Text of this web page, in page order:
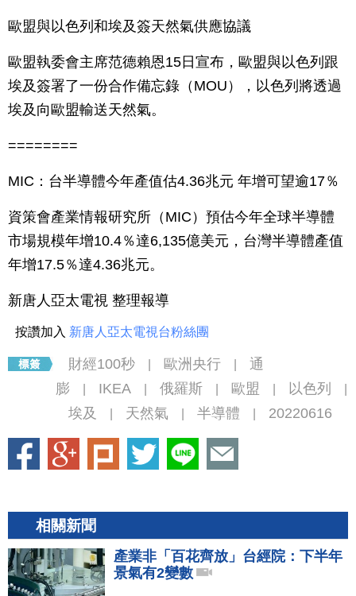
歐盟與以色列和埃及簽天然氣供應協議
歐盟執委會主席范德賴恩15日宣布，歐盟與以色列跟
埃及簽署了一份合作備忘錄（MOU），以色列將透過
埃及向歐盟輸送天然氣。
========
MIC：台半導體今年產值估4.36兆元 年增可望逾17％
資策會產業情報研究所（MIC）預估今年全球半導體
市場規模年增10.4％達6,135億美元，台灣半導體產值
年增17.5％達4.36兆元。
新唐人亞太電視 整理報導
按讚加入 新唐人亞太電視台粉絲團
財經100秒 歐洲央行
通
膨
IKEA 俄羅斯 歐盟 以色列
埃及 天然氣 半導體 20220616
相關新聞
產業非「百花齊放」台經院：下半年
景氣有2變數